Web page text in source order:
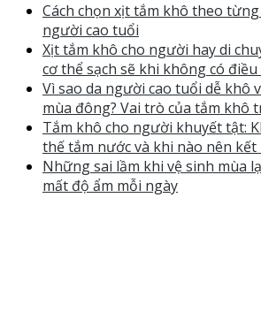
Cách chọn xịt tắm khô theo
người cao tuổi
Xịt tắm khô cho người hay di
cơ thể sạch sẽ khi không có
Vì sao da người cao tuổi dễ khô
mùa đông? Vai trò của tắm khô
Tắm khô cho người khuyết tật:
thế tắm nước và khi nào nên kết
Những sai lầm khi vệ sinh mùa
mất độ ẩm mỗi ngày